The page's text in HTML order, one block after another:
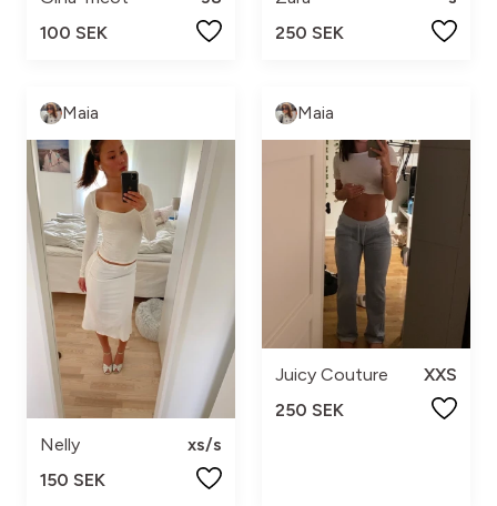
100 SEK
250 SEK
Maia
Nelly
xs/s
150 SEK
Maia
Juicy Couture
XXS
250 SEK